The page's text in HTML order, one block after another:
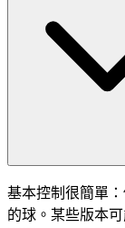
基本控制很簡單
的球。某些版本